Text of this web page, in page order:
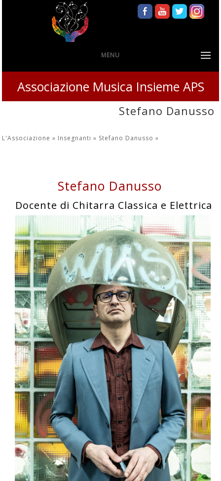
MENU
Associazione Musica Insieme APS
Stefano Danusso
L'Associazione » Insegnanti » Stefano Danusso»
Stefano Danusso
Docente di Chitarra Classica e Elettrica